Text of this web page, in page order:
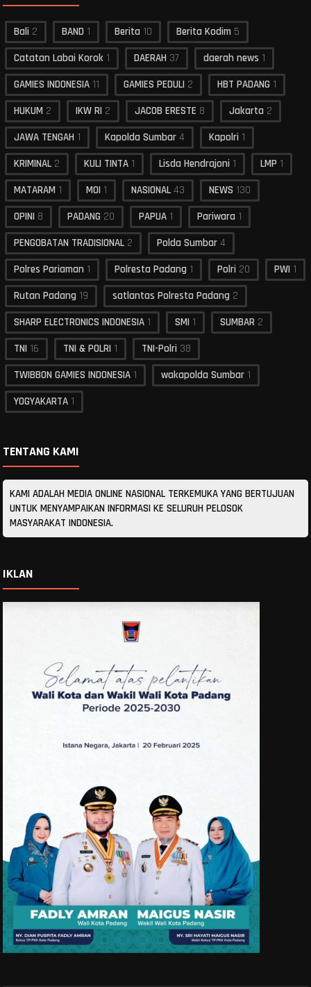
Bali 2 BAND 1 Berita 10 Berita Kodim 5
Catatan Labai Korok 1 DAERAH 37 daerah news 1
GAMIES INDONESIA 11 GAMIES PEDULI 2 HBT PADANG 1
HUKUM 2 IKW RI 2 JACOB ERESTE 8 Jakarta 2
JAWA TENGAH 1 Kapolda Sumbar 4 Kapolri 1
KRIMINAL 2 KULI TINTA 1 Lisda Hendrajoni 1 LMP 1
MATARAM 1 MOI 1 NASIONAL 43 NEWS 130
OPINI 8 PADANG 20 PAPUA 1 Pariwara 1
PENGOBATAN TRADISIONAL 2 Polda Sumbar 4
Polres Pariaman 1 Polresta Padang 1 Polri 20 PWI 1
Rutan Padang 19 satlantas Polresta Padang 2
SHARP ELECTRONICS INDONESIA 1 SMI 1 SUMBAR 2
TNI 16 TNI & POLRI 1 TNI-Polri 38
TWIBBON GAMIES INDONESIA 1 wakapolda Sumbar 1
YOGYAKARTA 1
TENTANG KAMI
KAMI ADALAH MEDIA ONLINE NASIONAL TERKEMUKA YANG BERTUJUAN
UNTUK MENYAMPAIKAN INFORMASI KE SELURUH PELOSOK
MASYARAKAT INDONESIA.
IKLAN